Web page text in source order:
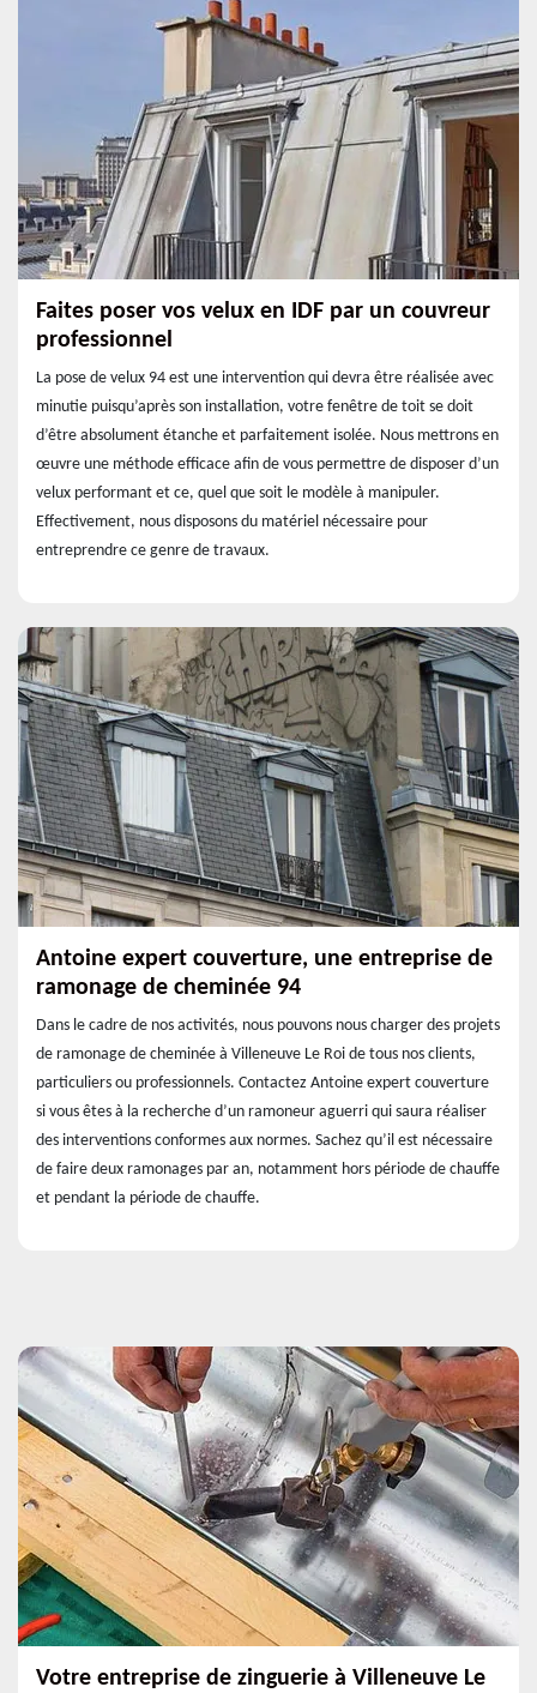
Faites poser vos velux en IDF par un couvreur
professionnel
La pose de velux 94 est une intervention qui devra être réalisée avec
minutie puisqu’après son installation, votre fenêtre de toit se doit
d’être absolument étanche et parfaitement isolée. Nous mettrons en
œuvre une méthode efficace afin de vous permettre de disposer d’un
velux performant et ce, quel que soit le modèle à manipuler.
Effectivement, nous disposons du matériel nécessaire pour
entreprendre ce genre de travaux.
Antoine expert couverture, une entreprise de
ramonage de cheminée 94
Dans le cadre de nos activités, nous pouvons nous charger des projets
de ramonage de cheminée à Villeneuve Le Roi de tous nos clients,
particuliers ou professionnels. Contactez Antoine expert couverture
si vous êtes à la recherche d’un ramoneur aguerri qui saura réaliser
des interventions conformes aux normes. Sachez qu’il est nécessaire
de faire deux ramonages par an, notamment hors période de chauffe
et pendant la période de chauffe.
Votre entreprise de zinguerie à Villeneuve Le